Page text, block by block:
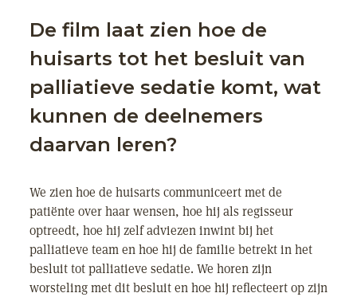
De film laat zien hoe de
huisarts tot het besluit van
palliatieve sedatie komt, wat
kunnen de deelnemers
daarvan leren?
We zien hoe de huisarts communiceert met de
patiënte over haar wensen, hoe hij als regisseur
optreedt, hoe hij zelf adviezen inwint bij het
palliatieve team en hoe hij de familie betrekt in het
besluit tot palliatieve sedatie. We horen zijn
worsteling met dit besluit en hoe hij reflecteert op zijn